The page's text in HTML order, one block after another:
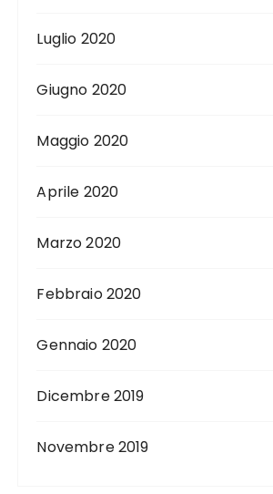
Luglio 2020
Giugno 2020
Maggio 2020
Aprile 2020
Marzo 2020
Febbraio 2020
Gennaio 2020
Dicembre 2019
Novembre 2019